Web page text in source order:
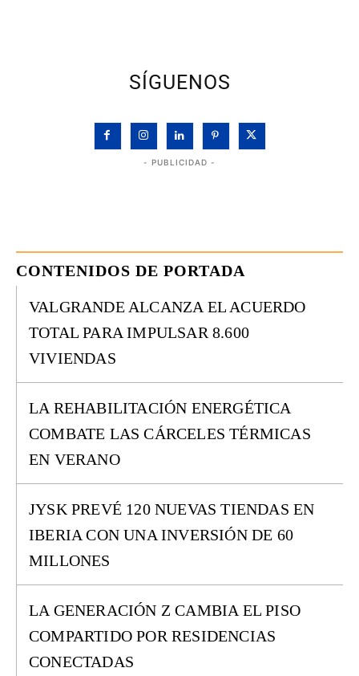
SÍGUENOS
- PUBLICIDAD -
CONTENIDOS DE PORTADA
VALGRANDE ALCANZA EL ACUERDO
TOTAL PARA IMPULSAR 8.600
VIVIENDAS
LA REHABILITACIÓN ENERGÉTICA
COMBATE LAS CÁRCELES TÉRMICAS
EN VERANO
JYSK PREVÉ 120 NUEVAS TIENDAS EN
IBERIA CON UNA INVERSIÓN DE 60
MILLONES
LA GENERACIÓN Z CAMBIA EL PISO
COMPARTIDO POR RESIDENCIAS
CONECTADAS